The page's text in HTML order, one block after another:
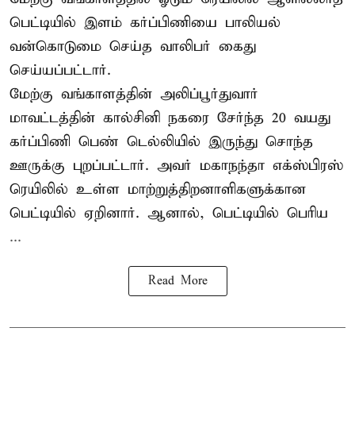
பெட்டியில் இளம் கர்ப்பிணியை பாலியல்
வன்கொடுமை செய்த வாலிபர் கைது
செய்யப்பட்டார்.
மேற்கு வங்காளத்தின் அலிப்பூர்துவார்
மாவட்டத்தின் கால்சினி நகரை சேர்ந்த 20 வயது
கர்ப்பிணி பெண் டெல்லியில் இருந்து சொந்த
ஊருக்கு புறப்பட்டார். அவர் மகாநந்தா எக்ஸ்பிரஸ்
ரெயிலில் உள்ள மாற்றுத்திறனாளிகளுக்கான
பெட்டியில் ஏறினார். ஆனால், பெட்டியில் பெரிய
...
Read More